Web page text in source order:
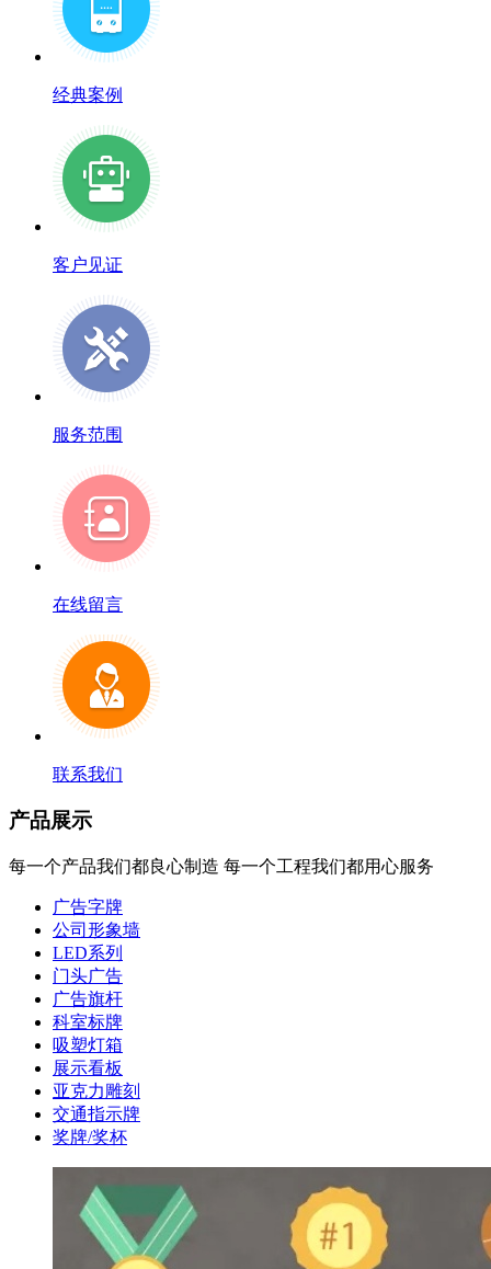
经典案例
客户见证
服务范围
在线留言
联系我们
产品展示
每一个产品我们都良心制造 每一个工程我们都用心服务
广告字牌
公司形象墙
LED系列
门头广告
广告旗杆
科室标牌
吸塑灯箱
展示看板
亚克力雕刻
交通指示牌
奖牌/奖杯